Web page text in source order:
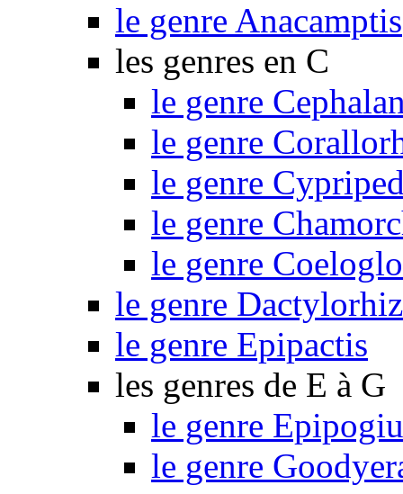
le genre Anacamptis
les genres en C
le genre
le genre
le genre
le genre
le genre
le genre
le genre Epipactis
les genres de E à G
le genre
le genre